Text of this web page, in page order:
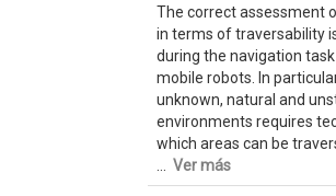
The correct assessment
in terms of traversability
during the navigation
mobile robots. In
unknown, natural and
environments requires
which areas can be
Ver más